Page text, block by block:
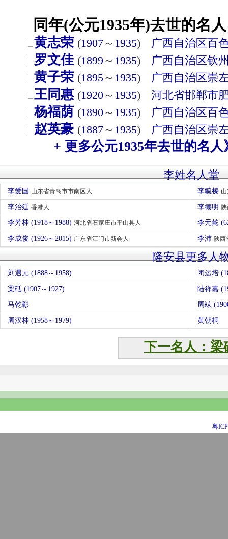
同年(公元1935年)去世的名
黄志荣 (1907～ 1935) 广西自治区百
罗文佳 (1899 ～ 1935) 广西自治区钦
黄子荣 (1895～ 1935) 广西自治区崇
王同惠 (1920～ 1935) 河北省邯郸市
杨福荫 (1890～ 1935) 广西自治区百
赵英豪 (1887～ 1935) 广西自治区崇
+ 更多公元1935年去世的名人
李姓名人堂
李爱国 山东省青岛市市南区人 李毓榛
李治廷 香港人 李德明
李芳林 (1918～1988) 河北省石家庄市平山县人 李元懿
李成俊 (1926～2015) 广东省江门市新会人 李沛 陕西
隆安县更多人
刘遇元 (1888～1958) 闭运培
梁砥 (1907～1927) 陆祥嘉
马乾彰 周竑
周汉林 (1958～1979) 黄朝桐
下一名人：梁
粤